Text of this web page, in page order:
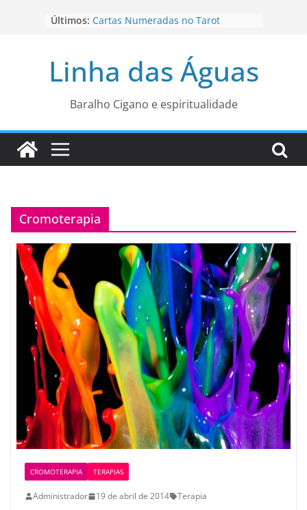
Últimos: Cartas Numeradas no Tarot
para está fase
Os Naipes no Tarot
Cartas da Corte no Tarot
Linha das Águas
Baralho Cigano e espiritualidade
Cromoterapia
CROMOTERAPIA TERAPIAS
Administrador 19 de abril de 2014 Terapia